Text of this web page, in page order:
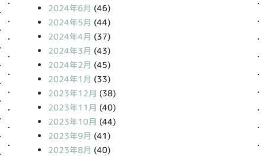
2024年6月 (46)
2024年5月 (44)
2024年4月 (37)
2024年3月 (43)
2024年2月 (45)
2024年1月 (33)
2023年12月 (38)
2023年11月 (40)
2023年10月 (44)
2023年9月 (41)
2023年8月 (40)